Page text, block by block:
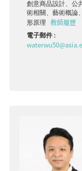
創意商品設計、公
術相關、藝術概論
形原理教師履歷
電子郵件 :